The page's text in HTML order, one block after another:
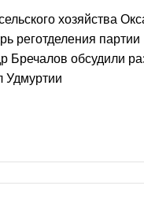
хозяйства
реготделения партии
Бречалов обсудили
Удмуртии